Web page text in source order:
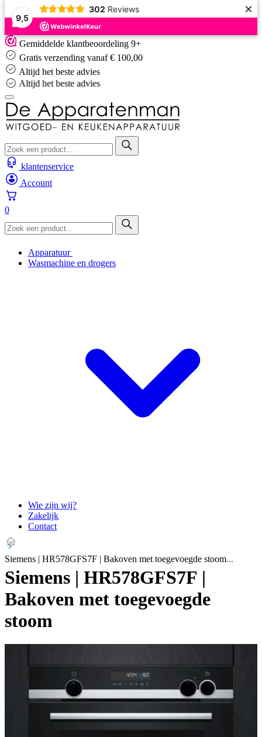
9,5
302 Reviews ×
Skip
to
content
Gemiddelde klantbeoordeling 9+
Gratis verzending vanaf € 100,00
Altijd het beste advies
Altijd het beste advies
klantenservice
Account
0
Apparatuur
Wasmachine en drogers
Wie zijn wij?
Zakelijk
Contact
Siemens | HR578GFS7F | Bakoven met toegevoegde stoom
Siemens | HR578GFS7F |
Bakoven met toegevoegde
stoom